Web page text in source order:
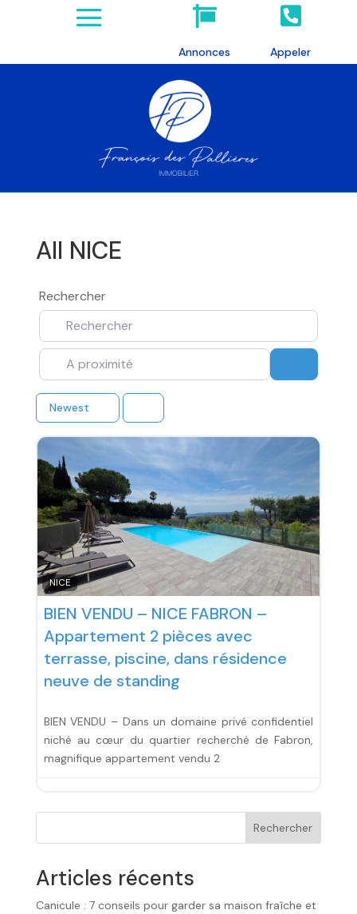

Annonces

Appeler
All NICE
Rechercher
A proximité
Newest
NICE
BIEN VENDU – NICE FABRON –
Appartement 2 pièces avec
terrasse, piscine, dans résidence
neuve de standing
BIEN VENDU – Dans un domaine privé confidentiel
niché au cœur du quartier recherché de Fabron,
magnifique appartement vendu 2
Rechercher
Articles récents
Canicule : 7 conseils pour garder sa maison fraîche et